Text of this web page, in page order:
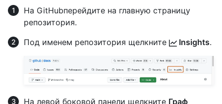
На GitHubперейдите на главную страницу
репозитория.
Под именем репозитория щелкните
Insights.
На левой боковой панели щелкните Граф